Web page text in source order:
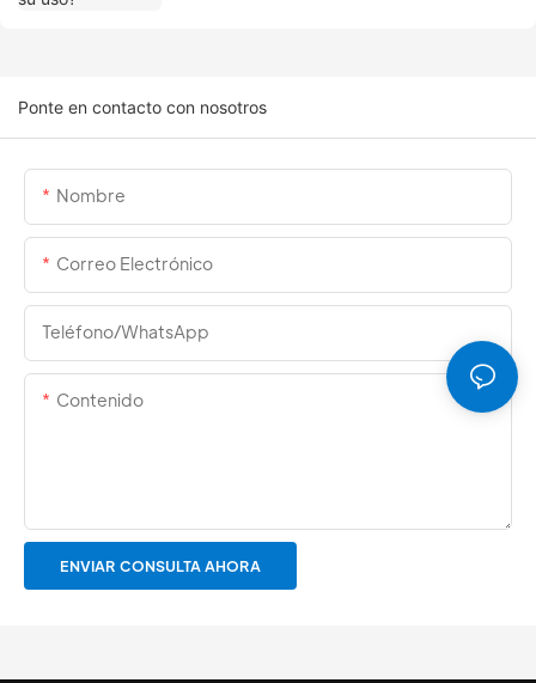
Ponte en contacto con nosotros
Nombre
Correo Electrónico
Teléfono/WhatsApp
Contenido
ENVIAR CONSULTA AHORA